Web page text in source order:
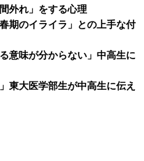
外れ」をする心理
期のイライラ」との上手な付
意味が分からない」中高生に
東大医学部生が中高生に伝え